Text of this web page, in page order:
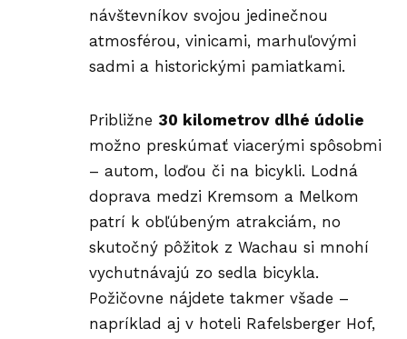
návštevníkov svojou jedinečnou
atmosférou, vinicami, marhuľovými
sadmi a historickými pamiatkami.
Približne 30 kilometrov dlhé údolie
možno preskúmať viacerými spôsobmi
– autom, loďou či na bicykli. Lodná
doprava medzi Kremsom a Melkom
patrí k obľúbeným atrakciám, no
skutočný pôžitok z Wachau si mnohí
vychutnávajú zo sedla bicykla.
Požičovne nájdete takmer všade –
napríklad aj v hoteli Rafelsberger Hof,